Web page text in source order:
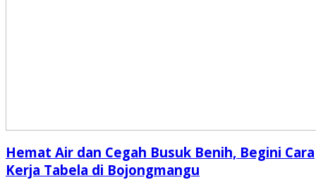
Hemat Air dan Cegah Busuk Benih, Begini Cara
Kerja Tabela di Bojongmangu